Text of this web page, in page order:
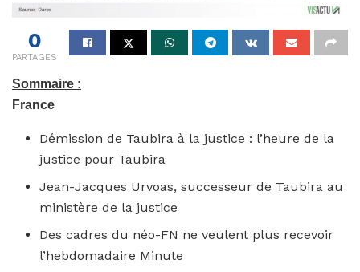
0
PARTAGES
Sommaire :
France
Démission de Taubira à la justice : l’heure de la
justice pour Taubira
Jean-Jacques Urvoas, successeur de Taubira au
ministère de la justice
Des cadres du néo-FN ne veulent plus recevoir
l’hebdomadaire Minute